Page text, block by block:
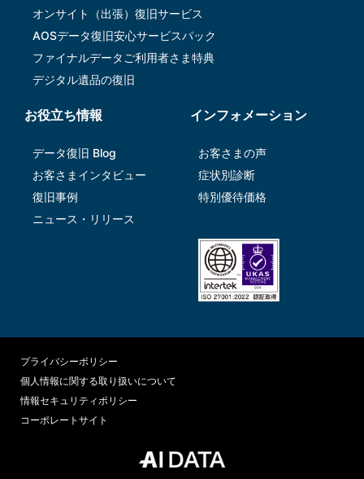
オンサイト（出張）復旧サービス
AOSデータ復旧安⼼サービスパック
ファイナルデータご利⽤者さま特典
デジタル遺品の復旧
お役立ち情報
データ復旧 Blog
お客さまインタビュー
復旧事例
ニュース・リリース
インフォメーション
お客さまの声
症状別診断
特別優待価格
プライバシーポリシー
個人情報に関する取り扱いについて
情報セキュリティポリシー
コーポレートサイト